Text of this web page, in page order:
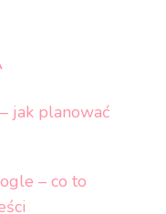
jak planować
– co to